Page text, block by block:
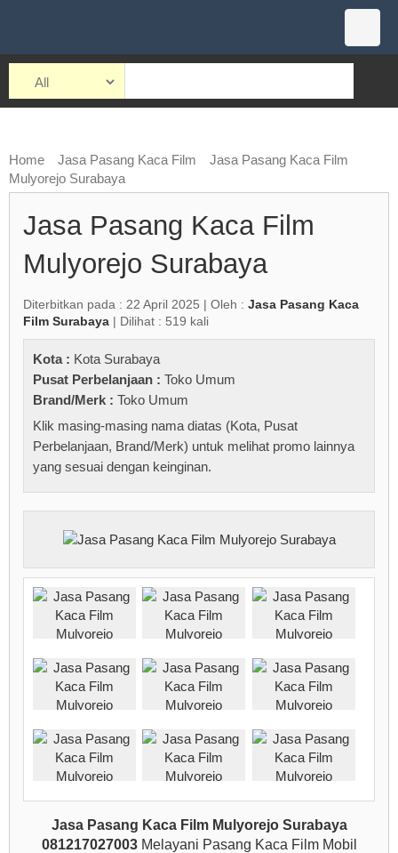
Home Jasa Pasang Kaca Film
Jasa Pasang Kaca Film
Mulyorejo Surabaya
Jasa Pasang Kaca Film
Mulyorejo Surabaya
Diterbitkan pada : 22 April 2025 | Oleh : Jasa Pasang Kaca
Film Surabaya | Dilihat : 519 kali
Kota : Kota Surabaya
Pusat Perbelanjaan : Toko Umum
Brand/Merk : Toko Umum
Klik masing-masing nama diatas (Kota, Pusat
Perbelanjaan, Brand/Merk) untuk melihat promo lainnya
yang sesuai dengan keinginan.
Jasa Pasang Kaca Film Mulyorejo Surabaya
081217027003Melayani Pasang Kaca Film Mobil